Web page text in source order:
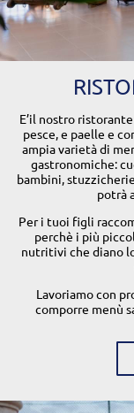
E’il nostro
pesce, e paelle e
ampia varietà di
gastronomiche:
bambini,
potrà
Per i tuoi figli
perchè i più
nutritivi che diano
Lavoriamo con
comporre menù